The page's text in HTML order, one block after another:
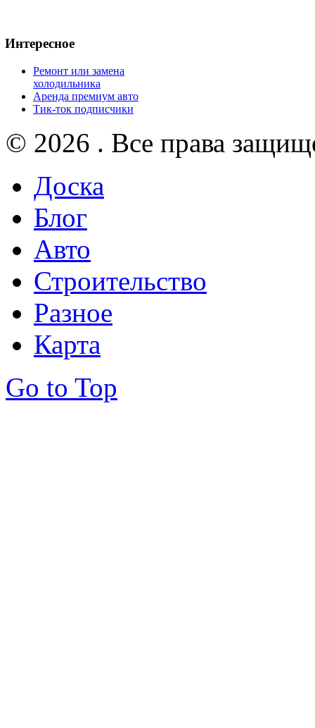
Интересное
Ремонт или замена
холодильника
Аренда премиум авто
Тик-ток подписчики
© 2026 . Все права
Доска
Блог
Авто
Строительство
Разное
Карта
Go to Top